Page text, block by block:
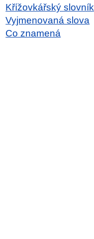
Křížovkářský slovník
Vyjmenovaná slova
Co znamená